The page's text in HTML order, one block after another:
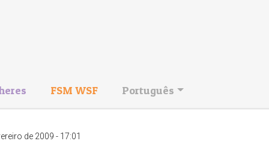
FSM WSF Português
de 2009 - 17:01